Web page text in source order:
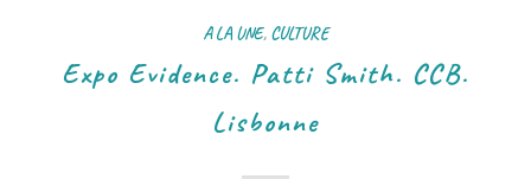
A LA UNE, CULTURE
Expo Evidence. Patti Smith. CCB.
Lisbonne